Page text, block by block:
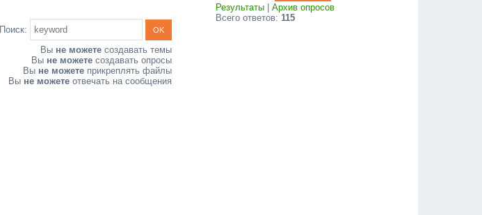
Поиск:
Вы не можете создавать темы
Вы не можете создавать опросы
Вы не можете прикреплять файлы
Вы не можете отвечать на сообщения
Результаты| Архив опросов
Всего ответов: 115